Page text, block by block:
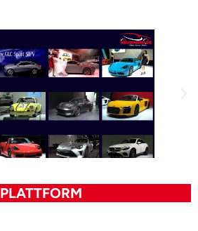
PLATTFORM